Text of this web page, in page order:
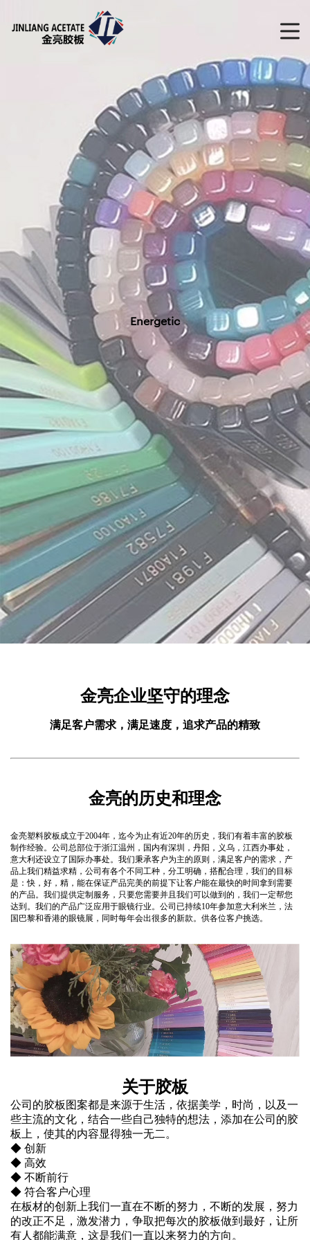
Energetic
金亮企业坚守的理念
满足客户需求，满足速度，追求产品的精致
金亮的历史和理念
金亮塑料胶板成立于2004年，迄今为止有近20年的历史，我们有着丰富的胶板
制作经验。公司总部位于浙江温州，国内有深圳，丹阳，义乌，江西办事处，
意大利还设立了国际办事处。我们秉承客户为主的原则，满足客户的需求，产
品上我们精益求精，公司有各个不同工种，分工明确，搭配合理，我们的目标
是：快，好，精，能在保证产品完美的前提下让客户能在最快的时间拿到需要
的产品。我们提供定制服务，只要您需要并且我们可以做到的，我们一定帮您
达到。我们的产品广泛应用于眼镜行业。公司已持续10年参加意大利米兰，法
国巴黎和香港的眼镜展，同时每年会出很多的新款。供各位客户挑选。
关于胶板
公司的胶板图案都是来源于生活，依据美学，时尚，以及一
些主流的文化，结合一些自己独特的想法，添加在公司的胶
板上，使其的内容显得独一无二。
◆ 创新
◆ 高效
◆ 不断前行
◆ 符合客户心理
在板材的创新上我们一直在不断的努力，不断的发展，努力
的改正不足，激发潜力，争取把每次的胶板做到最好，让所
有人都能满意，这是我们一直以来努力的方向。